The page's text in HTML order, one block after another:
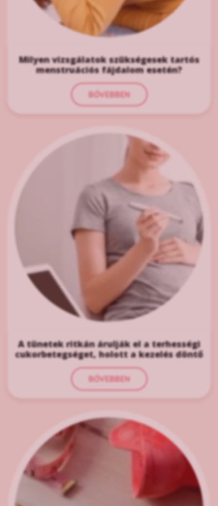
Milyen vizsgálatok szükségesek tartós
menstruációs fájdalom esetén?
BŐVEBBEN
A tünetek ritkán árulják el a terhességi
cukorbetegséget, holott a kezelés döntő
BŐVEBBEN